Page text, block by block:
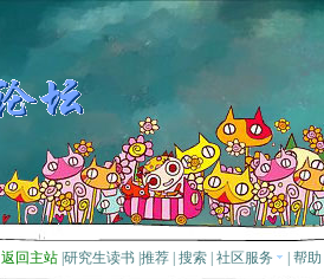
返回主站 研究生读书 推荐 搜索 社区服务 帮助